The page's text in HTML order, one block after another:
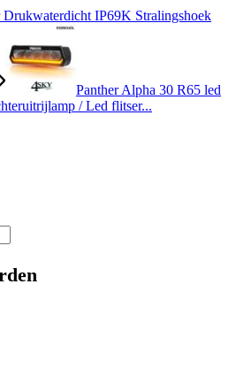
IP69K Stralingshoek
Panther Alpha 30 R65 led
/ Led flitser...